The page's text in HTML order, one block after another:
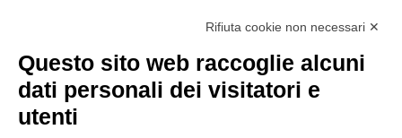
© Tinexta Innovation Hub S.p.A. 2026
P. IVA 02182620357
Società soggetta alla Direzione e Coordinamento di
Rifiuta cookie non necessari ✕
Questo sito web raccoglie alcuni
dati personali dei visitatori e
utenti